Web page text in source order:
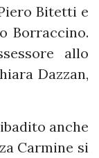
Bitetti e
Borraccino.
allo
Dazzan,
anche
Carmine si